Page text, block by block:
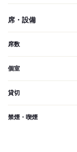
席・設備
席数
個室
貸切
禁煙・喫煙